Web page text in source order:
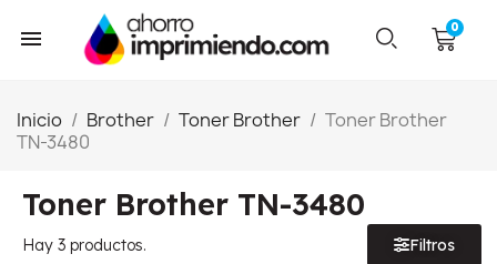
Inicio Brother Toner Brother
Toner Brother
TN-3480
Toner Brother TN-3480
Hay 3 productos. Filtros